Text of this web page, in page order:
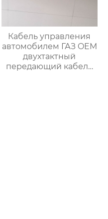
Кабель управления
автомобилем ГАЗ OEM
двухтактный
передающий кабель